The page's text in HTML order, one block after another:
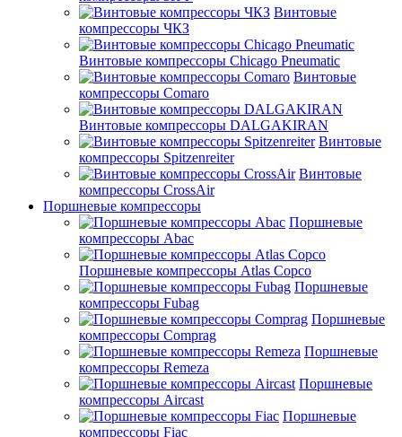
Винтовые
компрессоры ЧКЗ
Винтовые компрессоры Chicago Pneumatic
Винтовые
компрессоры Comaro
Винтовые компрессоры DALGAKIRAN
Винтовые
компрессоры Spitzenreiter
Винтовые
компрессоры CrossAir
Поршневые компрессоры
Поршневые
компрессоры Abac
Поршневые компрессоры Atlas Copco
Поршневые
компрессоры Fubag
Поршневые
компрессоры Comprag
Поршневые
компрессоры Remeza
Поршневые
компрессоры Aircast
Поршневые
компрессоры Fiac